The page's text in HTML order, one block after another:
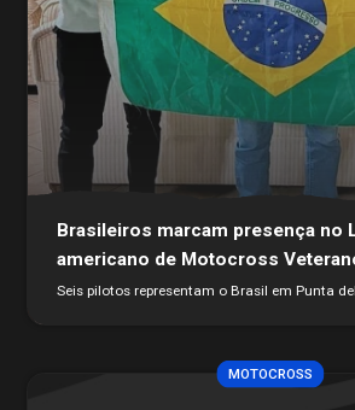
Brasileiros marcam presença no
americano de Motocross
Seis pilotos representam o Brasil em Punta
MOTOCROSS